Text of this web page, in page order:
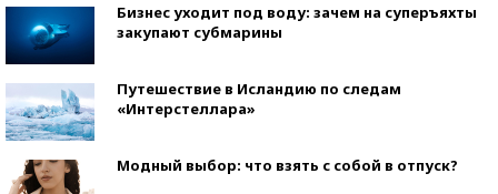
Бизнес уходит под воду: зачем на суперъяхты
закупают субмарины
Путешествие в Исландию по следам
«Интерстеллара»
Модный выбор: что взять с собой в отпуск?